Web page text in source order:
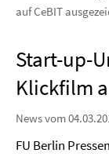
auf CeBIT
Start-up-
Klickfilm
News vom
FU Berlin